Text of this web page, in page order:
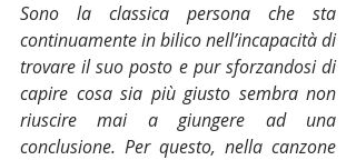
Sono la classica persona che sta
continuamente in bilico nell’incapacità di
trovare il suo posto e pur sforzandosi di
capire cosa sia più giusto sembra non
riuscire mai a giungere ad una
conclusione. Per questo, nella canzone